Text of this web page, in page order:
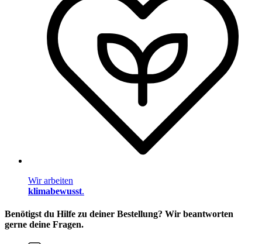
Wir arbeiten
klimabewusst.
Benötigst du Hilfe zu deiner Bestellung? Wir beantworten
gerne deine Fragen.